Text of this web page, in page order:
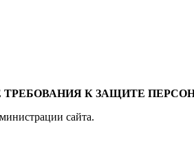
ТРЕБОВАНИЯ К ЗАЩИТЕ
сайта.